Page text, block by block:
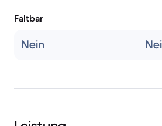
Faltbar
Nein